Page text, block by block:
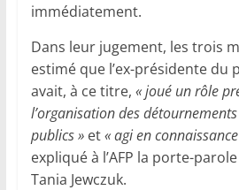
immédiatement.
Dans leur jugement, les trois
estimé que l’ex-présidente du
avait, à ce titre, « joué un rôle
l’organisation des
publics »et« agi en
expliqué à l’AFP la porte-
Tania Jewczuk.